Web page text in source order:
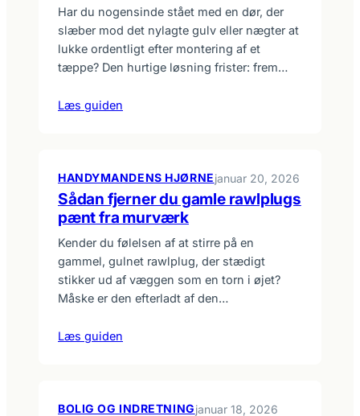
Har du nogensinde stået med en dør, der
slæber mod det ny­lagte gulv eller nægter at
lukke ordentligt efter montering af et
tæppe? Den hurtige løsning frister: frem…
Læs guiden
HANDYMANDENS HJØRNEjanuar 20, 2026
Sådan fjerner du gamle rawlplugs
pænt fra murværk
Kender du følelsen af at stirre på en
gammel, gulnet rawlplug, der stædigt
stikker ud af væggen som en torn i øjet?
Måske er den efterladt af den…
Læs guiden
BOLIG OG INDRETNINGjanuar 18, 2026